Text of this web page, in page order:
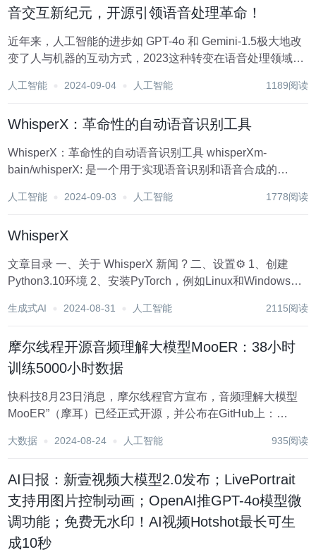
音交互新纪元，开源引领语音处理革命！
近年来，人工智能的进步如 GPT-4o 和 Gemini-1.5极大地改
变了人与机器的互动方式，2023这种转变在语音处理领域尤
FunAudioLLM，这是一个旨在增强人与大型语言模型
人工智能 2024-09-04 人工智能 1189阅读
WhisperX：革命性的自动语音识别工具
WhisperX：革命性的自动语音识别工具 whisperXm-
bain/whisperX: 是一个用于实现语音识别和语音合成的
中使用。特点是提供了一种简单、易用的 API，支持多种语
人工智能 2024-09-03 人工智能 1778阅读
WhisperX
文章目录 一、关于 WhisperX 新闻 ? 二、设置⚙️ 1、创建
Python3.10环境 2、安装PyTorch，例如Linux和Windows
生成式AI 2024-08-31 人工智能 2115阅读
摩尔线程开源音频理解大模型MooER：38小时
训练5000小时数据
快科技8月23日消息，摩尔线程官方宣布，音频理解大模型
MooER”（摩耳）已经正式开源，并公布在GitHub上：
括推理代码，以及5000小时数据训练的模型，后续还将...
大数据 2024-08-24 人工智能 935阅读
AI日报：新壹视频大模型2.0发布；LivePortrait
支持用图片控制动画；OpenAI推GPT-4o模型微
调功能；免费无水印！AI视频Hotshot最长可生
成10秒